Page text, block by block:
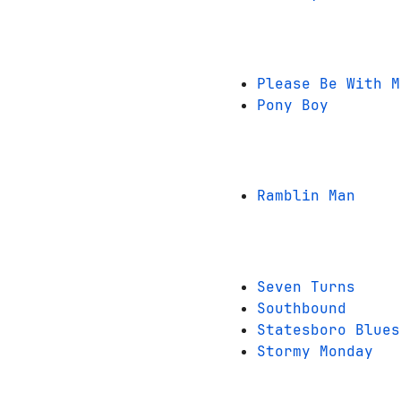
Please Be With
Pony Boy
Ramblin Man
Seven Turns
Southbound
Statesboro Blues
Stormy Monday